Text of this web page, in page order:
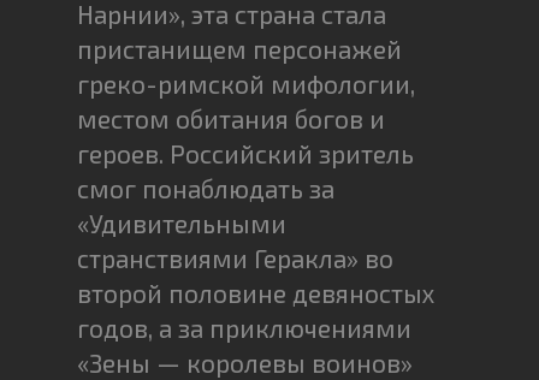
Нарнии», эта страна стала
пристанищем персонажей
греко-римской мифологии,
местом обитания богов и
героев. Российский зритель
смог понаблюдать за
«Удивительными
странствиями Геракла» во
второй половине девяностых
годов, а за приключениями
«Зены — королевы воинов»